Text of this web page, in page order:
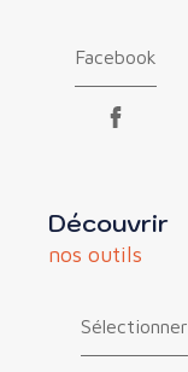
Facebook
découvrir
nos outils
Sélectionner